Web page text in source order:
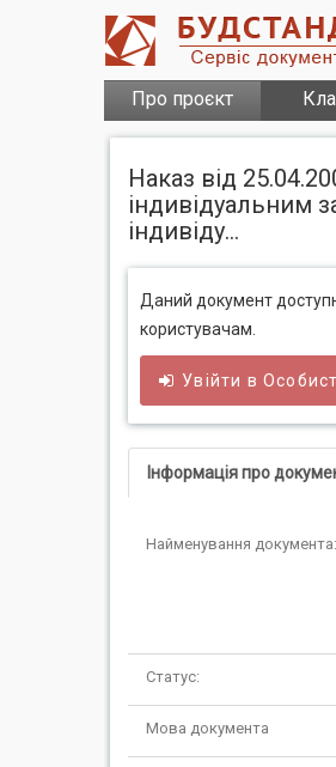
Про проєкт
Наказ від
індивідуальним
індивіду...
Даний документ
користувачам.
Увійти в
Інформація про
Найменування документа:
Статус:
Мова документа